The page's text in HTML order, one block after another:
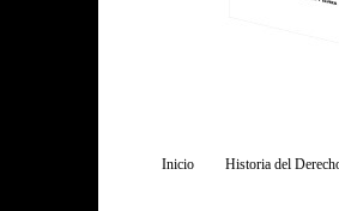
Inicio Historia del